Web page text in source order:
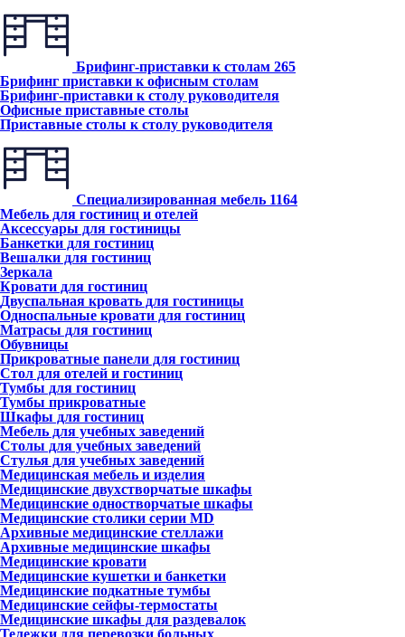
Брифинг-приставки к столам 265
Брифинг приставки к офисным столам
Брифинг-приставки к столу руководителя
Офисные приставные столы
Приставные столы к столу руководителя
Специализированная мебель 1164
Мебель для гостиниц и отелей
Аксессуары для гостиницы
Банкетки для гостиниц
Вешалки для гостиниц
Зеркала
Кровати для гостиниц
Двуспальная кровать для гостиницы
Односпальные кровати для гостиниц
Матрасы для гостиниц
Обувницы
Прикроватные панели для гостиниц
Стол для отелей и гостиниц
Тумбы для гостиниц
Тумбы прикроватные
Шкафы для гостиниц
Мебель для учебных заведений
Столы для учебных заведений
Стулья для учебных заведений
Медицинская мебель и изделия
Медицинские двухстворчатые шкафы
Медицинские одностворчатые шкафы
Медицинские столики серии MD
Архивные медицинские стеллажи
Архивные медицинские шкафы
Медицинские кровати
Медицинские кушетки и банкетки
Медицинские подкатные тумбы
Медицинские сейфы-термостаты
Медицинские шкафы для раздевалок
Тележки для перевозки больных